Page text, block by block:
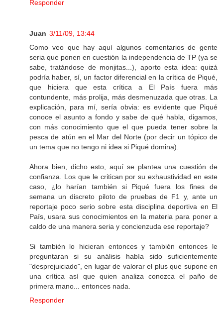
Responder
Juan 3/11/09, 13:44
Como veo que hay aquí algunos comentarios de gente
seria que ponen en cuestión la independencia de TP (ya se
sabe, tratándose de monjitas...), aporto esta idea: quizá
podría haber, sí, un factor diferencial en la crítica de Piqué,
que hiciera que esta crítica a El País fuera más
contundente, más prolija, más desmenuzada que otras. La
explicación, para mí, sería obvia: es evidente que Piqué
conoce el asunto a fondo y sabe de qué habla, digamos,
con más conocimiento que el que pueda tener sobre la
pesca de atún en el Mar del Norte (por decir un tópico de
un tema que no tengo ni idea si Piqué domina).
Ahora bien, dicho esto, aquí se plantea una cuestión de
confianza. Los que le critican por su exhaustividad en este
caso, ¿lo harían también si Piqué fuera los fines de
semana un discreto piloto de pruebas de F1 y, ante un
reportaje poco serio sobre esta disciplina deportiva en El
País, usara sus conocimientos en la materia para poner a
caldo de una manera seria y concienzuda ese reportaje?
Si también lo hicieran entonces y también entonces le
preguntaran si su análisis había sido suficientemente
"desprejuiciado", en lugar de valorar el plus que supone en
una crítica así que quien analiza conozca el paño de
primera mano... entonces nada.
Responder